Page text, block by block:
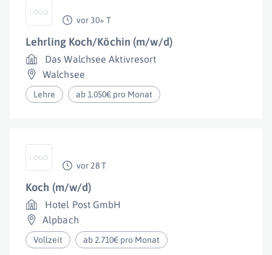
vor 30+ T
Lehrling Koch/Köchin (m/w/d)
Das Walchsee Aktivresort
Walchsee
Lehre ab 1.050€ pro Monat
vor 28 T
Koch (m/w/d)
Hotel Post GmbH
Alpbach
Vollzeit ab 2.710€ pro Monat